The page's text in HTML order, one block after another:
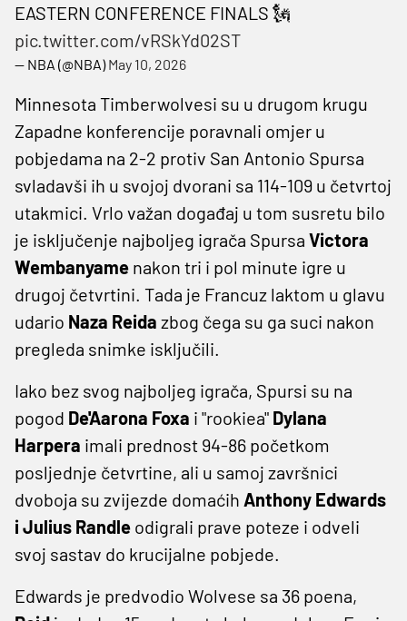
EASTERN CONFERENCE FINALS 🗽
pic.twitter.com/vRSkYd02ST
— NBA (@NBA)May 10, 2026
Minnesota Timberwolvesi su u drugom krugu
Zapadne konferencije poravnali omjer u
pobjedama na 2-2 protiv San Antonio Spursa
svladavši ih u svojoj dvorani sa 114-109 u četvrtoj
utakmici. Vrlo važan događaj u tom susretu bilo
je isključenje najboljeg igrača Spursa Victora
Wembanyame nakon tri i pol minute igre u
drugoj četvrtini. Tada je Francuz laktom u glavu
udario Naza Reida zbog čega su ga suci nakon
pregleda snimke isključili.
Iako bez svog najboljeg igrača, Spursi su na
pogod De'Aarona Foxa i "rookiea" Dylana
Harpera imali prednost 94-86 početkom
posljednje četvrtine, ali u samoj završnici
dvoboja su zvijezde domaćih Anthony Edwards
i Julius Randle odigrali prave poteze i odveli
svoj sastav do krucijalne pobjede.
Edwards je predvodio Wolvese sa 36 poena,